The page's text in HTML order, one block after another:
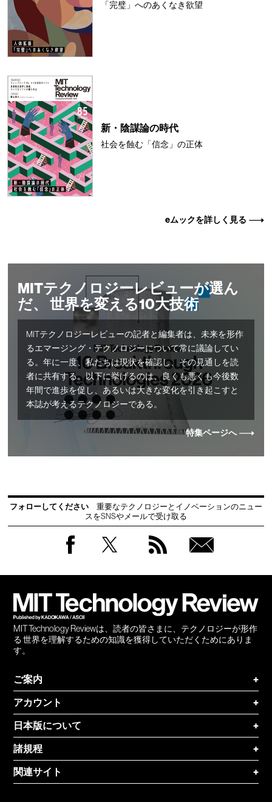
「完璧」へのあくなき欲望
新・陰謀論の時代
社会を蝕む「信念」の正体
eムックを詳しく見る
MITテクノロジーレビューが選ん
だ、 世界を変える10大技術
MITテクノロジーレビューの記者と編集者は、未来を形作
るエマージング・テクノロジーについて常に議論してい
る。年に一度、私たちは現状を確認し、その見通しを読
者に共有する。以下に挙げるのは、良くも悪くも今後数
年間で進歩を促し、あるいは大きな変化を引き起こすと
本誌が考えるテクノロジーである。
特集ページへ
フォローしてください
重要なテクノロジーとイノベーションのニュー
スをSNSやメールで受け取る
MIT Technology Reviewは、読者の皆さまに、テクノロジーが形作
る 世界を理解するための知識を獲得していただくためにありま
す。
ご案内
+
アカウント
+
日本版について
+
諸規程
+
関連サイト
+